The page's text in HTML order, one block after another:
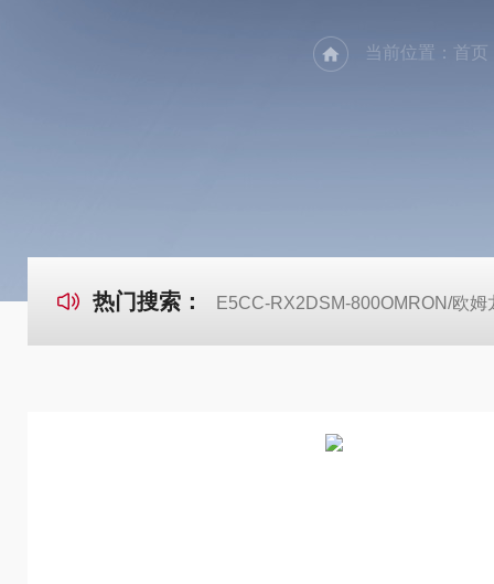
当前位置： 首页
热门搜索： E5CC-RX2DSM-800OMRON/欧